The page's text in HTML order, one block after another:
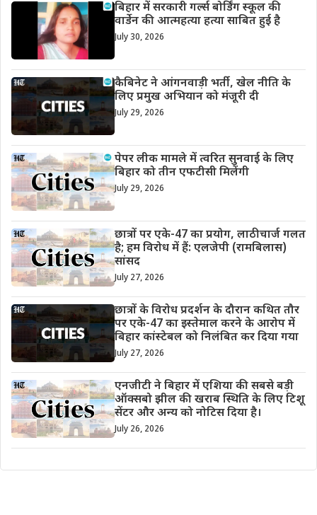
बिहार में सरकारी गर्ल्स बोर्डिंग स्कूल की
वार्डेन की आत्महत्या हत्या साबित हुई है
July 30, 2026
कैबिनेट ने आंगनवाड़ी भर्ती, खेल नीति के
लिए प्रमुख अभियान को मंजूरी दी
July 29, 2026
पेपर लीक मामले में त्वरित सुनवाई के लिए
बिहार को तीन एफटीसी मिलेंगी
July 29, 2026
छात्रों पर एके-47 का प्रयोग, लाठीचार्ज गलत
है; हम विरोध में हैं: एलजेपी (रामबिलास)
सांसद
July 27, 2026
छात्रों के विरोध प्रदर्शन के दौरान कथित तौर
पर एके-47 का इस्तेमाल करने के आरोप में
बिहार कांस्टेबल को निलंबित कर दिया गया
July 27, 2026
एनजीटी ने बिहार में एशिया की सबसे बड़ी
ऑक्सबो झील की खराब स्थिति के लिए टिशू
सेंटर और अन्य को नोटिस दिया है।
July 26, 2026